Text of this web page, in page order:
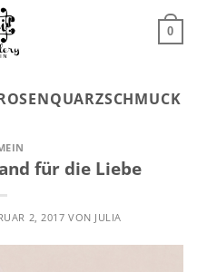
0
für die Liebe
2, 2017 VON JULIA